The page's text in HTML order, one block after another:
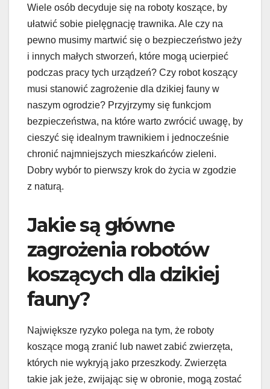
Wiele osób decyduje się na roboty koszące, by
ułatwić sobie pielęgnację trawnika. Ale czy na
pewno musimy martwić się o bezpieczeństwo jeży
i innych małych stworzeń, które mogą ucierpieć
podczas pracy tych urządzeń? Czy robot koszący
musi stanowić zagrożenie dla dzikiej fauny w
naszym ogrodzie? Przyjrzymy się funkcjom
bezpieczeństwa, na które warto zwrócić uwagę, by
cieszyć się idealnym trawnikiem i jednocześnie
chronić najmniejszych mieszkańców zieleni.
Dobry wybór to pierwszy krok do życia w zgodzie
z naturą.
Jakie są główne
zagrożenia robotów
koszących dla dzikiej
fauny?
Największe ryzyko polega na tym, że roboty
koszące mogą zranić lub nawet zabić zwierzęta,
których nie wykryją jako przeszkody. Zwierzęta
takie jak jeże, zwijając się w obronie, mogą zostać